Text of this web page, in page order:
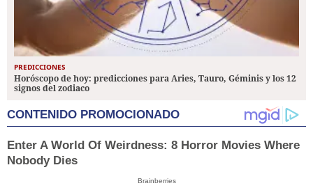
PREDICCIONES
Horóscopo de hoy: predicciones para Aries, Tauro, Géminis y los 12
signos del zodiaco
CONTENIDO PROMOCIONADO
Enter A World Of Weirdness: 8 Horror Movies Where
Nobody Dies
Brainberries